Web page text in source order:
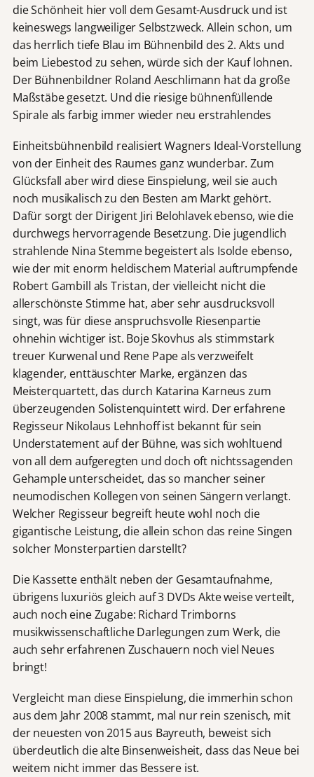
die Schönheit hier voll dem Gesamt-Ausdruck und ist
keineswegs langweiliger Selbstzweck. Allein schon, um
das herrlich tiefe Blau im Bühnenbild des 2. Akts und
beim Liebestod zu sehen, würde sich der Kauf lohnen.
Der Bühnenbildner Roland Aeschlimann hat da große
Maßstäbe gesetzt. Und die riesige bühnenfüllende
Spirale als farbig immer wieder neu erstrahlendes
Einheitsbühnenbild realisiert Wagners Ideal-Vorstellung
von der Einheit des Raumes ganz wunderbar. Zum
Glücksfall aber wird diese Einspielung, weil sie auch
noch musikalisch zu den Besten am Markt gehört.
Dafür sorgt der Dirigent Jiri Belohlavek ebenso, wie die
durchwegs hervorragende Besetzung. Die jugendlich
strahlende Nina Stemme begeistert als Isolde ebenso,
wie der mit enorm heldischem Material auftrumpfende
Robert Gambill als Tristan, der vielleicht nicht die
allerschönste Stimme hat, aber sehr ausdrucksvoll
singt, was für diese anspruchsvolle Riesenpartie
ohnehin wichtiger ist. Boje Skovhus als stimmstark
treuer Kurwenal und Rene Pape als verzweifelt
klagender, enttäuschter Marke, ergänzen das
Meisterquartett, das durch Katarina Karneus zum
überzeugenden Solistenquintett wird. Der erfahrene
Regisseur Nikolaus Lehnhoff ist bekannt für sein
Understatement auf der Bühne, was sich wohltuend
von all dem aufgeregten und doch oft nichtssagenden
Gehample unterscheidet, das so mancher seiner
neumodischen Kollegen von seinen Sängern verlangt.
Welcher Regisseur begreift heute wohl noch die
gigantische Leistung, die allein schon das reine Singen
solcher Monsterpartien darstellt?
Die Kassette enthält neben der Gesamtaufnahme,
übrigens luxuriös gleich auf 3 DVDs Akte weise verteilt,
auch noch eine Zugabe: Richard Trimborns
musikwissenschaftliche Darlegungen zum Werk, die
auch sehr erfahrenen Zuschauern noch viel Neues
bringt!
Vergleicht man diese Einspielung, die immerhin schon
aus dem Jahr 2008 stammt, mal nur rein szenisch, mit
der neuesten von 2015 aus Bayreuth, beweist sich
überdeutlich die alte Binsenweisheit, dass das Neue bei
weitem nicht immer das Bessere ist.